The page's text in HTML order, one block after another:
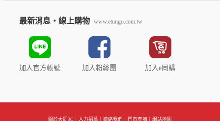
最新消息‧線上購物 www.etungo.com.tw
加入官方帳號 加入粉絲團 加入e同購
關於大同3C 人力招募 連絡我們 門市查詢 網站地圖